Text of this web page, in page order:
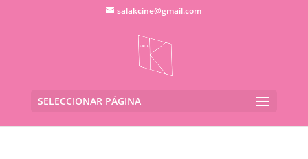
salakcine@gmail.com
SELECCIONAR PÁGINA